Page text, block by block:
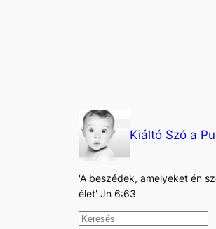
Kiáltó Szó a
'A beszédek, amelyeket én
élet' Jn 6:63
K